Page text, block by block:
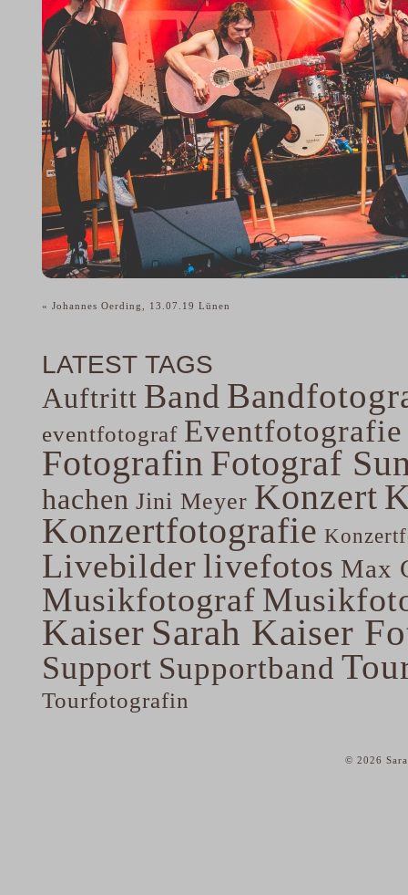
« Johannes Oerding, 13.07.19 Lünen
LATEST TAGS
Auftritt Band
eventfotograf Eventfotografie
Fotografin Fotograf
hachen Jini Meyer Konzert
Konzertfotografie
Livebilderlivefotos Max
Musikfotograf
Kaiser Sarah Kaiser
Support Supportband
Tourfotografin
© 2026